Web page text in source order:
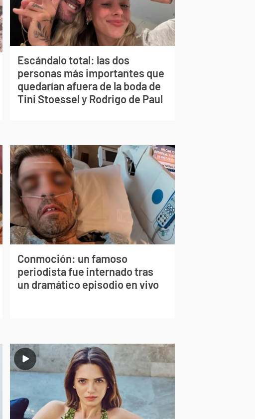
Escándalo total: las dos
personas más importantes que
quedarían afuera de la boda de
Tini Stoessel y Rodrigo de Paul
Conmoción: un famoso
periodista fue internado tras
un dramático episodio en vivo